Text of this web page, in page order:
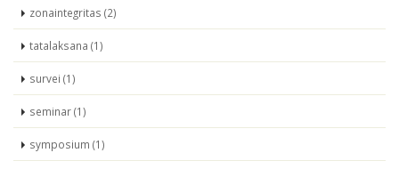
zonaintegritas (2)
tatalaksana (1)
survei (1)
seminar (1)
symposium (1)